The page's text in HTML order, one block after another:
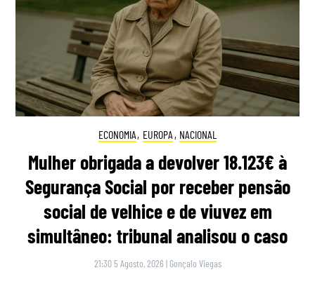
ECONOMIA, EUROPA , NACIONAL
Mulher obrigada a devolver 18.123€ à
Segurança Social por receber pensão
social de velhice e de viuvez em
simultâneo: tribunal analisou o caso
21:30 5 Agosto, 2026 | Gonçalo Viegas